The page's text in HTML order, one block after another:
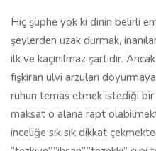
Hiç şüphe yok ki dinin belirli
şeylerden uzak durmak,
ilk ve kaçınılmaz şartıdır.
fışkıran ulvi arzuları
ruhun temas etmek istediği bir
maksat o alana rapt
inceliğe sık sık dikkat